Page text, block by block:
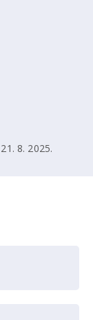
21. 8. 2025.